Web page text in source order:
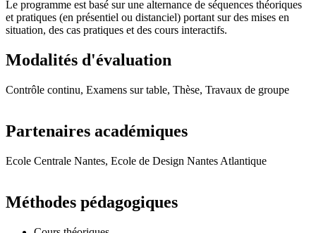
Le programme est basé sur une alternance de séquences théoriques
et pratiques (en présentiel ou distanciel) portant sur des mises en
situation, des cas pratiques et des cours interactifs.
Modalités d'évaluation
Contrôle continu, Examens sur table, Thèse, Travaux de groupe
Partenaires académiques
Ecole Centrale Nantes, Ecole de Design Nantes Atlantique
Méthodes pédagogiques